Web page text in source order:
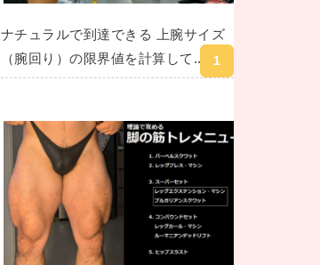
ナチュラルで到達できる 上腕サイズ
（腕回り）の限界値を計算して...